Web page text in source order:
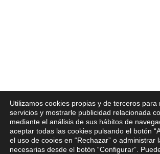
Utilizamos cookies propias y de terceros para
servicios y mostrarle publicidad relacionada
mediante el análisis de sus hábitos de
aceptar todas las cookies pulsando el botón
el uso de cooies en “Rechazar” o administrar
necesarias desde el botón “Configurar”.